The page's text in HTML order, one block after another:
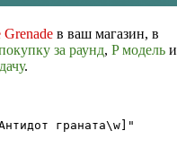
в ваш магазин, в
за раунд, P модельи
.
граната\w]"